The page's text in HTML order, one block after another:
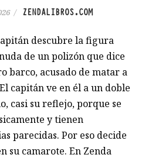
/ ZENDALIBROS.COM
descubre la figura
de un polizón que dice
barco, acusado de matar a
capitán ve en él a un doble
casi su reflejo, porque se
y tienen
parecidas. Por eso decide
su camarote. En Zenda